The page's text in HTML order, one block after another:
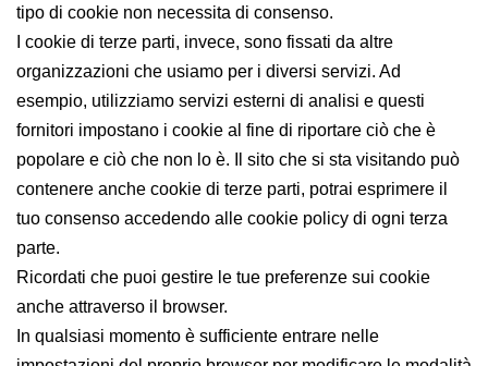
tipo di cookie non necessita di consenso.
I cookie di terze parti, invece, sono fissati da altre
organizzazioni che usiamo per i diversi servizi. Ad
esempio, utilizziamo servizi esterni di analisi e questi
fornitori impostano i cookie al fine di riportare ciò che è
popolare e ciò che non lo è. Il sito che si sta visitando può
contenere anche cookie di terze parti, potrai esprimere il
tuo consenso accedendo alle cookie policy di ogni terza
parte.
Ricordati che puoi gestire le tue preferenze sui cookie
anche attraverso il browser.
In qualsiasi momento è sufficiente entrare nelle